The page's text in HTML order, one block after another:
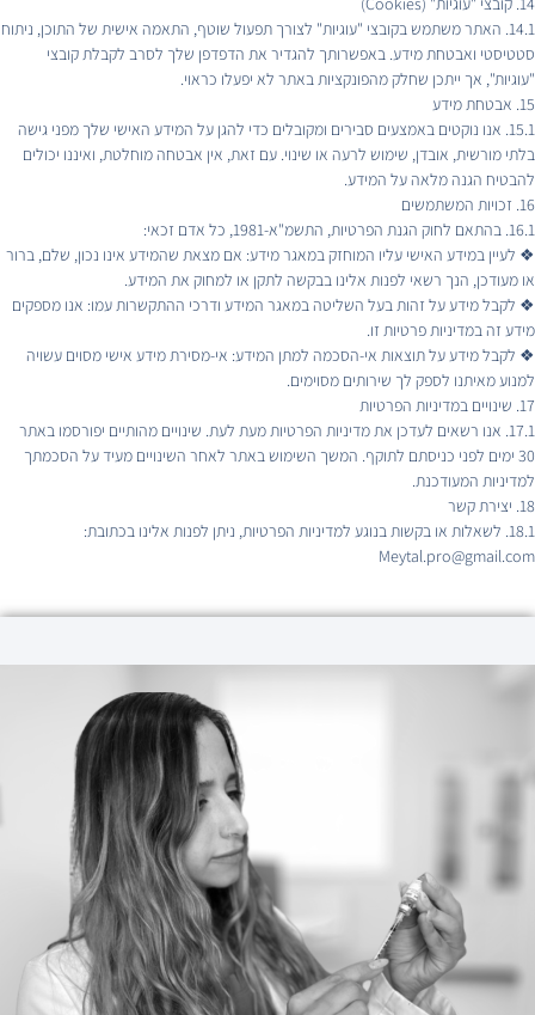
14.1. האתר משתמש בקובצי "עוגיות" לצורך תפעול שוטף, התאמה אישית של התוכן, ניתוח
סטטיסטי ואבטחת מידע. באפשרותך להגדיר את הדפדפן שלך לסרב לקבלת קובצי
"עוגיות", אך ייתכן שחלק מהפונקציות באתר לא יפעלו כראוי.
15. אבטחת מידע
15.1. אנו נוקטים באמצעים סבירים ומקובלים כדי להגן על המידע האישי שלך מפני גישה
בלתי מורשית, אובדן, שימוש לרעה או שינוי. עם זאת, אין אבטחה מוחלטת, ואיננו יכולים
להבטיח הגנה מלאה על המידע.
16. זכויות המשתמשים
16.1. בהתאם לחוק הגנת הפרטיות, התשמ"א-1981, כל אדם זכאי:
❖ לעיין במידע האישי עליו המוחזק במאגר מידע: אם מצאת שהמידע אינו נכון, שלם, ברור
או מעודכן, הנך רשאי לפנות אלינו בבקשה לתקן או למחוק את המידע.
❖ לקבל מידע על זהות בעל השליטה במאגר המידע ודרכי ההתקשרות עמו: אנו מספקים
מידע זה במדיניות פרטיות זו.
❖ לקבל מידע על תוצאות אי-הסכמה למתן המידע: אי-מסירת מידע אישי מסוים עשויה
למנוע מאיתנו לספק לך שירותים מסוימים.
17. שינויים במדיניות הפרטיות
17.1. אנו רשאים לעדכן את מדיניות הפרטיות מעת לעת. שינויים מהותיים יפורסמו באתר
30 ימים לפני כניסתם לתוקף. המשך השימוש באתר לאחר השינויים מעיד על הסכמתך
למדיניות המעודכנת.
18. יצירת קשר
18.1. לשאלות או בקשות בנוגע למדיניות הפרטיות, ניתן לפנות אלינו בכתובת:
Meytal.pro@gmail.com